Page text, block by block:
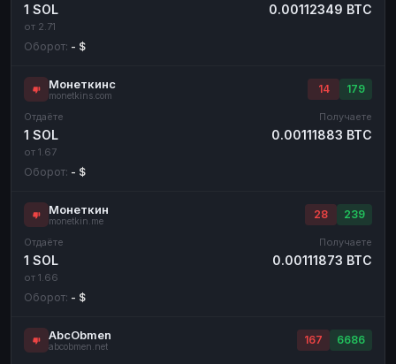
1 SOL
от 2.71
0.00112349 BTC
Оборот: - $
Монеткинс
monetkins.com
14 179
Отдаёте
1 SOL
от 1.67
Получаете
0.00111883 BTC
Оборот: - $
Монеткин
monetkin.me
28 239
Отдаёте
1 SOL
от 1.66
Получаете
0.00111873 BTC
Оборот: - $
AbcObmen
abcobmen.net
167 6686